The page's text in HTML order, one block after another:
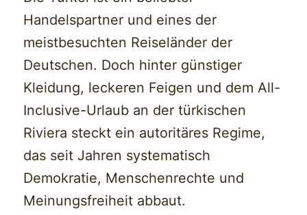
Handelspartner und eines der
meistbesuchten Reiseländer der
Deutschen. Doch hinter günstiger
Kleidung, leckeren Feigen und dem All-
Inclusive-Urlaub an der türkischen
Riviera steckt ein autoritäres Regime,
das seit Jahren systematisch
Demokratie, Menschenrechte und
Meinungsfreiheit abbaut.